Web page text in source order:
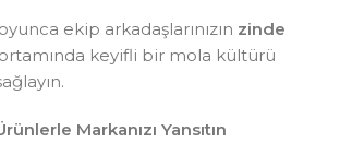
ekip arkadaşlarınızın zinde
keyifli bir mola kültürü
Markanızı Yansıtın